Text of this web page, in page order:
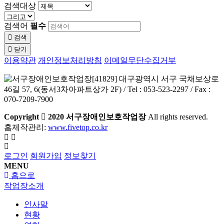
검색대상
검색어 필수
검색
닫기
이용약관 개인정보처리방침 이메일무단수집거부
[41829] 대구광역시 서구 국채보상로
46길 57, 6(동서3차아파트상가 2F) / Tel : 053-523-2297 / Fax :
070-7209-7900
Copyright 2020 서구장애인보호작업장 All rights reserved.
홈제작관리: www.fivetop.co.kr
로그인 회원가입 정보찾기
MENU
홈으로
작업장소개
인사말
현황